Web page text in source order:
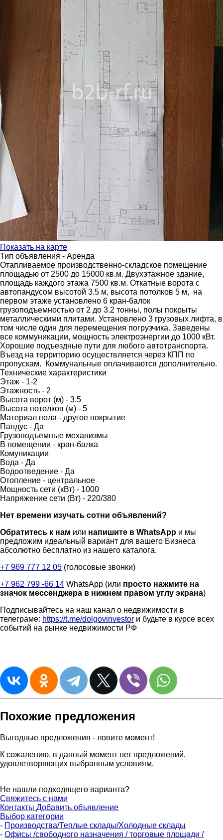
Показать на карте
Тип объявления - Аренда
Отапливаемое производственно-складское помещение
площадью от 2500 до 15000 кв.м. Двухэтажное здание,
площадь каждого этажа 7500 кв.м. Откатные ворота с
автопандусом высотой 3.5 м, высота потолков 5 м, на
первом этаже установлено 6 кран-балок
грузоподъемностью от 2 до 3.2 тонны, полы покрыты
металлическими плитами. Установлено 3 грузовых лифта, в
том числе один для перемещения погрузчика. Заведены
все коммуникации, мощность электроэнергии до 1000 кВт.
Хорошие подъездные пути для любого автотранспорта.
Въезд на территорию осуществляется через КПП по
пропускам. Коммунальные оплачиваются дополнительно.
Технические характеристики
Этаж - 1-2
Этажность - 2
Высота ворот (м) - 3.5
Высота потолков (м) - 5
Материал пола - другое покрытие
Пандус - Да
Грузоподъемные механизмы
В помещении - кран-балка
Комуникации
Вода - Да
Водоотведение - Да
Отопление - центральное
Мощность сети (кВт) - 1000
Напряжение сети (Вт) - 220/380
Нет времени изучать сотни объявлений?
Обратитесь к нам или напишите в WhatsApp и мы
предложим идеальный вариант для вашего Бизнеса
абсолютно бесплатно из нашего каталога.
+7 969 777 12 05 (голосовые звонки)
+7 962 799 -66 14 WhatsApp (или просто нажмите на
значок мессенджера в нижнем правом углу экрана)
Подписывайтесь на наш канал о недвижимости в
телеграме: https://t.me/dolgovinvestor и будьте в курсе всех
событий на рынке недвижимости РФ
Похожие предложения
Выгодные предложения - ловите момент!
К сожалению, в данный момент нет предложений,
удовлетворяющих выбранным условиям.
Не нашли подходящего варианта?
Свяжитесь с нами
Контакты Добавить объявление
Выбор категории
- Производства/Теплые склады/Холодные склады
- Офисы /свободного назначения / торговые площади /